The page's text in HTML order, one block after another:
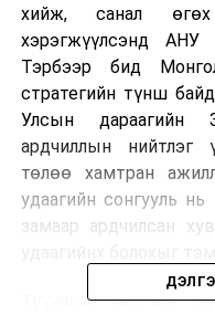
хийж, санал
хэрэгжүүлсэнд АНУ
Тэрбээр бид
стратегийн түнш
Улсын дараагийн
ардчиллын нийтлэг
төлөө хамтран
удаагийн сонгууль
замаар ардчилсан
Түүнчлэн АНУ-ын